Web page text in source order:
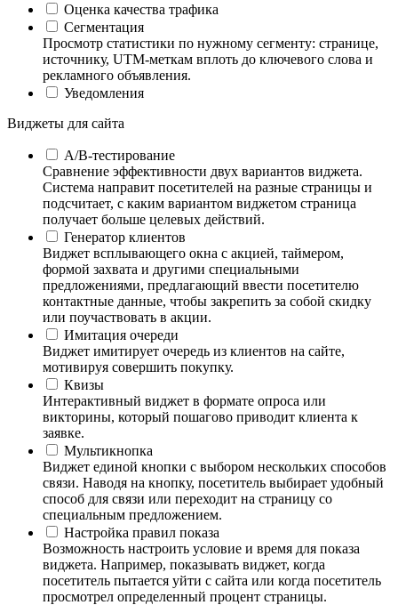
Оценка качества трафика
Сегментация
Просмотр статистики по нужному сегменту: странице,
источнику, UTM-меткам вплоть до ключевого слова и
рекламного объявления.
Уведомления
Виджеты для сайта
А/B-тестирование
Сравнение эффективности двух вариантов виджета.
Система направит посетителей на разные страницы и
подсчитает, с каким вариантом виджетом страница
получает больше целевых действий.
Генератор клиентов
Виджет всплывающего окна с акцией, таймером,
формой захвата и другими специальными
предложениями, предлагающий ввести посетителю
контактные данные, чтобы закрепить за собой скидку
или поучаствовать в акции.
Имитация очереди
Виджет имитирует очередь из клиентов на сайте,
мотивируя совершить покупку.
Квизы
Интерактивный виджет в формате опроса или
викторины, который пошагово приводит клиента к
заявке.
Мультикнопка
Виджет единой кнопки с выбором нескольких способов
связи. Наводя на кнопку, посетитель выбирает удобный
способ для связи или переходит на страницу со
специальным предложением.
Настройка правил показа
Возможность настроить условие и время для показа
виджета. Например, показывать виджет, когда
посетитель пытается уйти с сайта или когда посетитель
просмотрел определенный процент страницы.